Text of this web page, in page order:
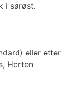
i sørøst.
eller etter
Horten